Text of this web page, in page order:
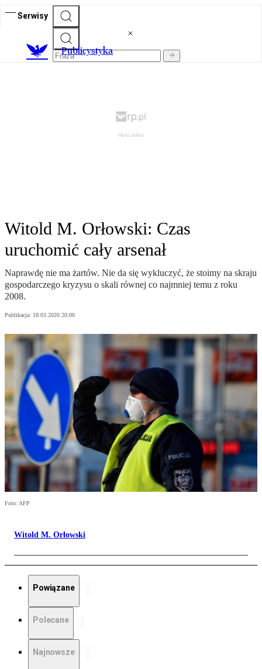
Serwisy
Publicystyka
Witold M. Orłowski: Czas
uruchomić cały arsenał
Naprawdę nie ma żartów. Nie da się wykluczyć, że stoimy na skraju
gospodarczego kryzysu o skali równej co najmniej temu z roku
2008.
Publikacja: 18.03.2020 20:00
Foto: AFP
Witold M. Orłowski
Powiązane
Polecane
Najnowsze